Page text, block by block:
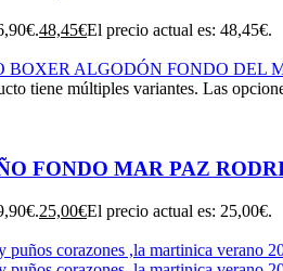
48,45€El precio actual es: 48,45€.
tiene múltiples variantes. Las
FONDO MAR PAZ
25,00€El precio actual es: 25,00€.